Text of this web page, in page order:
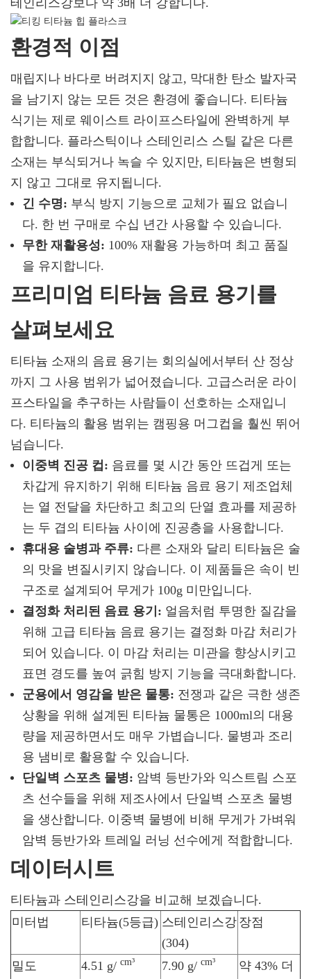
테인리스강보다 약 3배 더 강합니다.
환경적 이점
매립지나 바다로 버려지지 않고, 막대한 탄소 발자국
을 남기지 않는 모든 것은 환경에 좋습니다. 티타늄
식기는 제로 웨이스트 라이프스타일에 완벽하게 부
합합니다. 플라스틱이나 스테인리스 스틸 같은 다른
소재는 부식되거나 녹슬 수 있지만, 티타늄은 변형되
지 않고 그대로 유지됩니다.
긴 수명: 부식 방지 기능으로 교체가 필요 없습니
다. 한 번 구매로 수십 년간 사용할 수 있습니다.
무한 재활용성: 100% 재활용 가능하며 최고 품질
을 유지합니다.
프리미엄 티타늄 음료 용기를
살펴보세요
티타늄 소재의 음료 용기는 회의실에서부터 산 정상
까지 그 사용 범위가 넓어졌습니다. 고급스러운 라이
프스타일을 추구하는 사람들이 선호하는 소재입니
다. 티타늄의 활용 범위는 캠핑용 머그컵을 훨씬 뛰어
넘습니다.
이중벽 진공 컵: 음료를 몇 시간 동안 뜨겁게 또는
차갑게 유지하기 위해 티타늄 음료 용기 제조업체
는 열 전달을 차단하고 최고의 단열 효과를 제공하
는 두 겹의 티타늄 사이에 진공층을 사용합니다.
휴대용 술병과 주류: 다른 소재와 달리 티타늄은 술
의 맛을 변질시키지 않습니다. 이 제품들은 속이 빈
구조로 설계되어 무게가 100g 미만입니다.
결정화 처리된 음료 용기: 얼음처럼 투명한 질감을
위해 고급 티타늄 음료 용기는 결정화 마감 처리가
되어 있습니다. 이 마감 처리는 미관을 향상시키고
표면 경도를 높여 긁힘 방지 기능을 극대화합니다.
군용에서 영감을 받은 물통: 전쟁과 같은 극한 생존
상황을 위해 설계된 티타늄 물통은 1000ml의 대용
량을 제공하면서도 매우 가볍습니다. 물병과 조리
용 냄비로 활용할 수 있습니다.
단일벽 스포츠 물병: 암벽 등반가와 익스트림 스포
츠 선수들을 위해 제조사에서 단일벽 스포츠 물병
을 생산합니다. 이중벽 물병에 비해 무게가 가벼워
암벽 등반가와 트레일 러닝 선수에게 적합합니다.
데이터시트
티타늄과 스테인리스강을 비교해 보겠습니다.
미터법
티타늄(5등급) 스테인리스강
(304)
장점
밀도 4.51 g/ cm³ 7.90 g/ cm³
약 43% 더